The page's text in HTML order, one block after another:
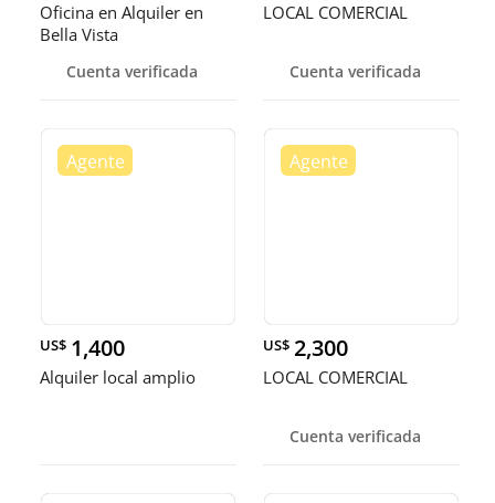
Oficina en Alquiler en
Bella Vista
Cuenta verificada
LOCAL COMERCIAL
Cuenta verificada
US$ 1,400
Alquiler local amplio
US$ 2,300
LOCAL COMERCIAL
Cuenta verificada